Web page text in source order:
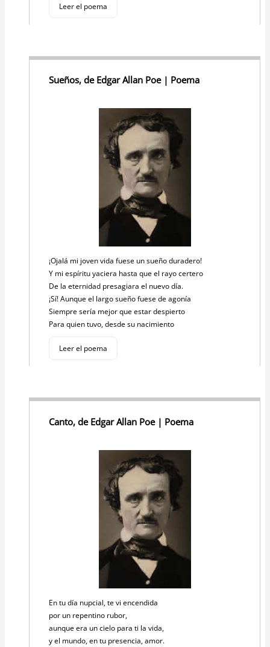
Leer el poema
Sueños, de Edgar Allan Poe | Poema
¡Ojalá mi joven vida fuese un sueño duradero!
Y mi espíritu yaciera hasta que el rayo certero
De la eternidad presagiara el nuevo día.
¡Sí! Aunque el largo sueño fuese de agonía
Siempre sería mejor que estar despierto
Para quien tuvo, desde su nacimiento
Leer el poema
Canto, de Edgar Allan Poe | Poema
En tu día nupcial, te vi encendida
por un repentino rubor,
aunque era un cielo para ti la vida,
y el mundo, en tu presencia, amor.